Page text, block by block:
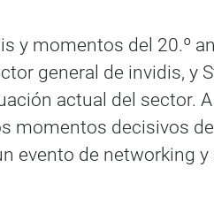
y momentos del 20.º
general de invidis, y
actual del sector.
momentos decisivos
evento de networking